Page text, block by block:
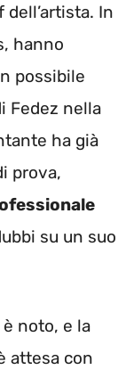
In
hanno
possibile
Fedez nella
ha già
prova,
su un suo
è noto, e la
attesa con